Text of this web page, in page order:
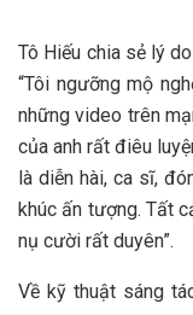
Tô Hiếu chia sẻ lý
“Tôi ngưỡng mộ
những video trên
của anh rất điêu
là diễn hài, ca sĩ,
khúc ấn tượng. Tất
nụ cười rất duyên”.
Về kỹ thuật sáng